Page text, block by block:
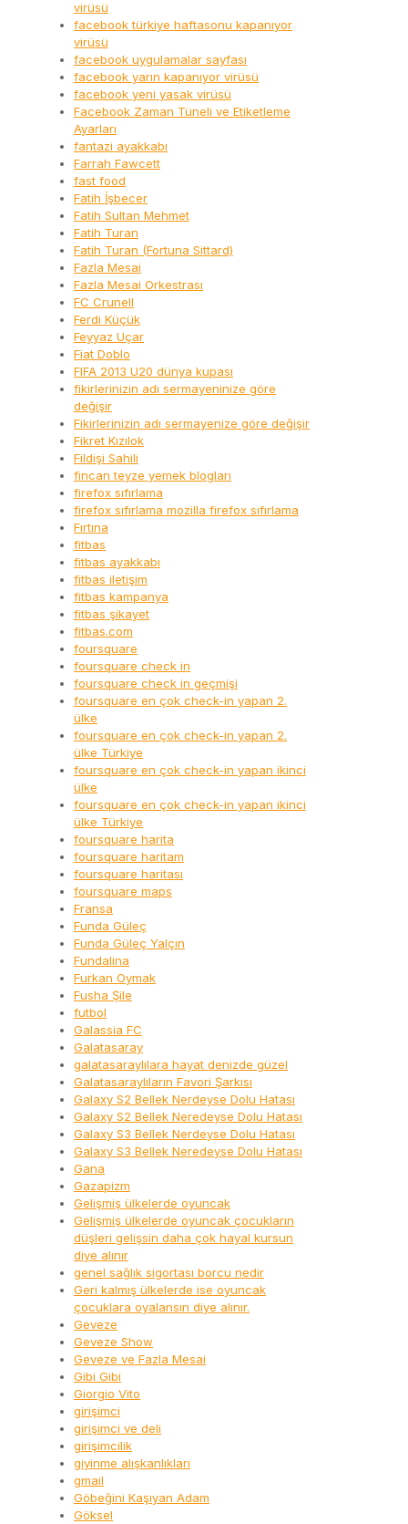
virüsü
facebook türkiye haftasonu kapanıyor
virüsü
facebook uygulamalar sayfası
facebook yarın kapanıyor virüsü
facebook yeni yasak virüsü
Facebook Zaman Tüneli ve Etiketleme
Ayarları
fantazi ayakkabı
Farrah Fawcett
fast food
Fatih İşbecer
Fatih Sultan Mehmet
Fatih Turan
Fatih Turan (Fortuna Sittard)
Fazla Mesai
Fazla Mesai Orkestrası
FC Crunell
Ferdi Küçük
Feyyaz Uçar
Fiat Doblo
FIFA 2013 U20 dünya kupası
fikirlerinizin adı sermayeninize göre
değişir
Fikirlerinizin adı sermayenize göre değişir
Fikret Kızılok
Fildişi Sahili
fincan teyze yemek blogları
firefox sıfırlama
firefox sıfırlama mozilla firefox sıfırlama
Fırtına
fitbas
fitbas ayakkabı
fitbas iletişim
fitbas kampanya
fitbas şikayet
fitbas.com
foursquare
foursquare check in
foursquare check in geçmişi
foursquare en çok check-in yapan 2.
ülke
foursquare en çok check-in yapan 2.
ülke Türkiye
foursquare en çok check-in yapan ikinci
ülke
foursquare en çok check-in yapan ikinci
ülke Türkiye
foursquare harita
foursquare haritam
foursquare haritası
foursquare maps
Fransa
Funda Güleç
Funda Güleç Yalçın
Fundalina
Furkan Oymak
Fusha Şile
futbol
Galassia FC
Galatasaray
galatasaraylılara hayat denizde güzel
Galatasaraylıların Favori Şarkısı
Galaxy S2 Bellek Nerdeyse Dolu Hatası
Galaxy S2 Bellek Neredeyse Dolu Hatası
Galaxy S3 Bellek Nerdeyse Dolu Hatası
Galaxy S3 Bellek Neredeyse Dolu Hatası
Gana
Gazapizm
Gelişmiş ülkelerde oyuncak
Gelişmiş ülkelerde oyuncak çocukların
düşleri gelişsin daha çok hayal kursun
diye alınır
genel sağlık sigortası borcu nedir
Geri kalmış ülkelerde ise oyuncak
çocuklara oyalansın diye alınır.
Geveze
Geveze Show
Geveze ve Fazla Mesai
Gibi Gibi
Giorgio Vito
girişimci
girişimci ve deli
girişimcilik
giyinme alışkanlıkları
gmail
Göbeğini Kaşıyan Adam
Göksel